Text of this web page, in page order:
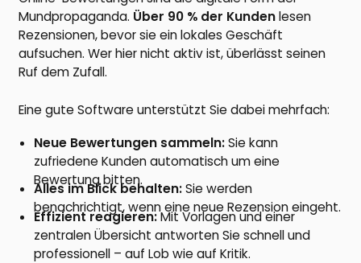
Mundpropaganda. Über 90 % der Kundenlesen
Rezensionen, bevor sie ein lokales Geschäft
aufsuchen. Wer hier nicht aktiv ist, überlässt seinen
Ruf dem Zufall.
Eine gute Software unterstützt Sie dabei mehrfach:
Neue Bewertungen sammeln:Sie kann
zufriedene Kunden automatisch um eine
Bewertung bitten.
Alles im Blick behalten:Sie werden
benachrichtigt, wenn eine neue Rezension eingeht.
Effizient reagieren:Mit Vorlagen und einer
zentralen Übersicht antworten Sie schnell und
professionell – auf Lob wie auf Kritik.